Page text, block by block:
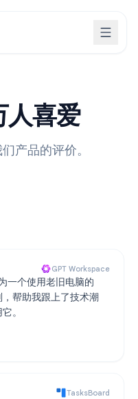
人喜爱
产品的评价。
GPT Workspace
一个使用老旧电脑的
帮助我跟上了技术潮
。
TasksBoard